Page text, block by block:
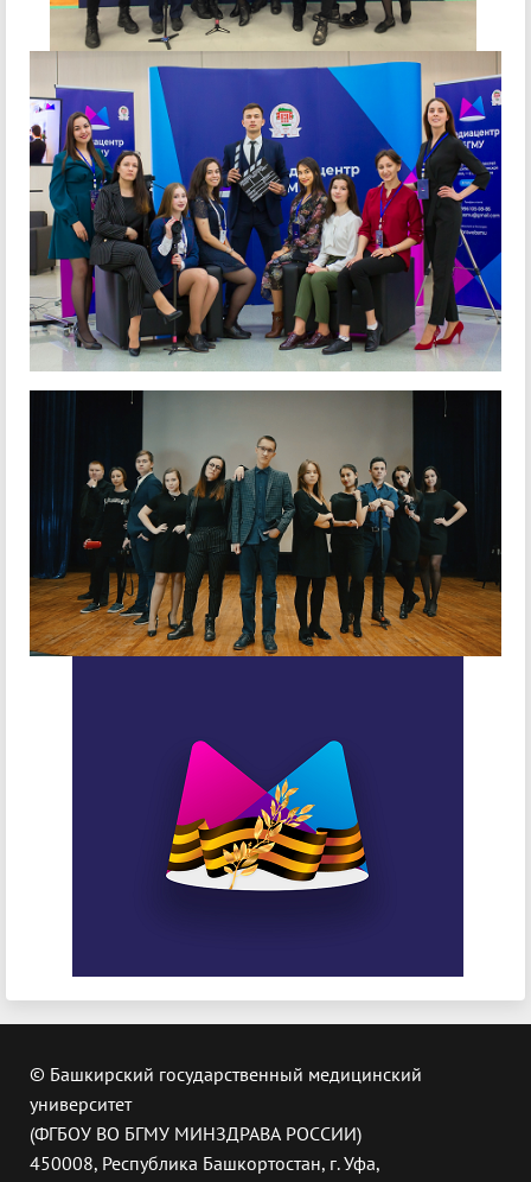
© Башкирский государственный медицинский
университет
(ФГБОУ ВО БГМУ МИНЗДРАВА РОССИИ)
450008, Республика Башкортостан, г. Уфа,